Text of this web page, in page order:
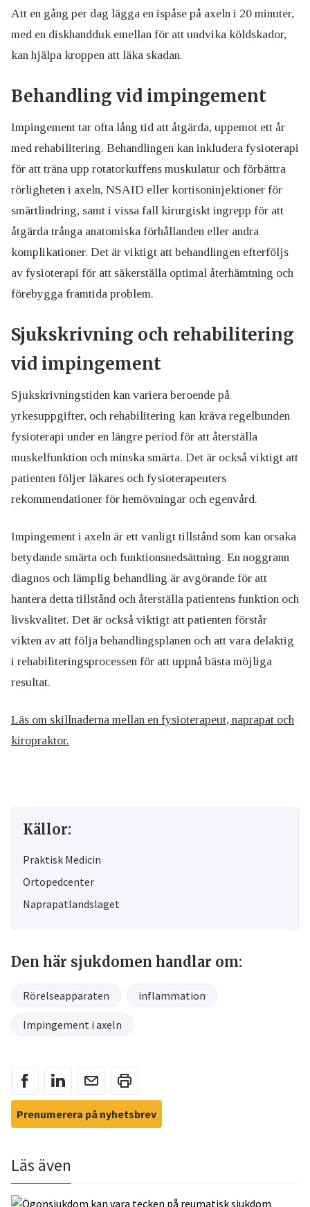
Att en gång per dag lägga en ispåse på axeln i 20 minuter,
med en diskhandduk emellan för att undvika köldskador,
kan hjälpa kroppen att läka skadan.
Behandling vid impingement
Impingement tar ofta lång tid att åtgärda, uppemot ett år
med rehabilitering. Behandlingen kan inkludera fysioterapi
för att träna upp rotatorkuffens muskulatur och förbättra
rörligheten i axeln, NSAID eller kortisoninjektioner för
smärtlindring, samt i vissa fall kirurgiskt ingrepp för att
åtgärda trånga anatomiska förhållanden eller andra
komplikationer. Det är viktigt att behandlingen efterföljs
av fysioterapi för att säkerställa optimal återhämtning och
förebygga framtida problem.
Sjukskrivning och rehabilitering
vid impingement
Sjukskrivningstiden kan variera beroende på
yrkesuppgifter, och rehabilitering kan kräva regelbunden
fysioterapi under en längre period för att återställa
muskelfunktion och minska smärta. Det är också viktigt att
patienten följer läkares och fysioterapeuters
rekommendationer för hemövningar och egenvård.
Impingement i axeln är ett vanligt tillstånd som kan orsaka
betydande smärta och funktionsnedsättning. En noggrann
diagnos och lämplig behandling är avgörande för att
hantera detta tillstånd och återställa patientens funktion och
livskvalitet. Det är också viktigt att patienten förstår
vikten av att följa behandlingsplanen och att vara delaktig
i rehabiliteringsprocessen för att uppnå bästa möjliga
resultat.
Läs om skillnaderna mellan en fysioterapeut, naprapat och
kiropraktor.
Källor:
Praktisk Medicin
Ortopedcenter
Naprapatlandslaget
Den här sjukdomen handlar om:
Rörelseapparaten inflammation
Impingement i axeln
Prenumerera på nyhetsbrev
Läs även